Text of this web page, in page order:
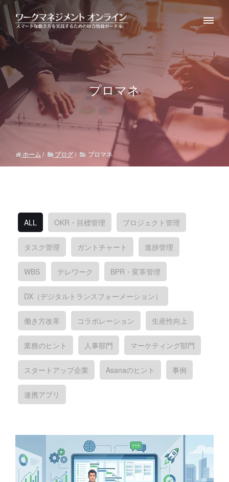
プロマネ
ホーム ブログ プロマネ
ALL OKR・目標管理 プロジェクト管理
タスク管理 ガントチャート 進捗管理
WBS テレワーク BPR・変革管理
DX（デジタルトランスフォーメーション）
働き方改革 コラボレーション 生産性向上
業務のヒント 人事部門 マーケティング部門
スタートアップ企業 Asanaのヒント 事例
連携アプリ